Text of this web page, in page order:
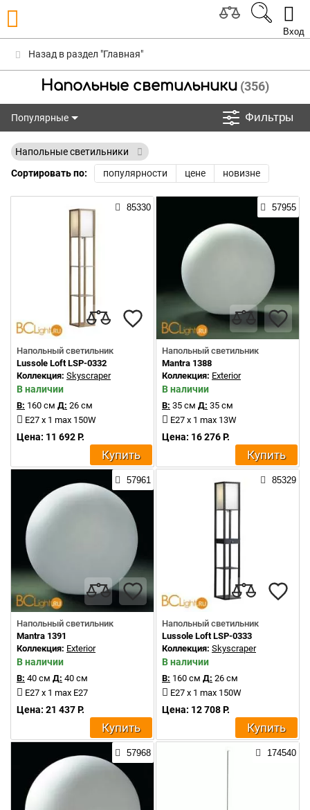
Вход
Назад в раздел "Главная"
Напольные светильники (356)
Популярные
Популярные Фильтры
Напольные светильники
Сортировать по:
популярности цене новизне
85330
Напольный светильник
Lussole Loft LSP-0332
Коллекция: Skyscraper
В наличии
В: 160 см Д: 26 см
E27 x 1 max 150W
Цена: 11 692 Р.
Купить
57955
Напольный светильник
Mantra 1388
Коллекция: Exterior
В наличии
В: 35 см Д: 35 см
E27 x 1 max 13W
Цена: 16 276 Р.
Купить
57961
Напольный светильник
Mantra 1391
Коллекция: Exterior
В наличии
В: 40 см Д: 40 см
E27 x 1 max E27
Цена: 21 437 Р.
Купить
85329
Напольный светильник
Lussole Loft LSP-0333
Коллекция: Skyscraper
В наличии
В: 160 см Д: 26 см
E27 x 1 max 150W
Цена: 12 708 Р.
Купить
57968 174540